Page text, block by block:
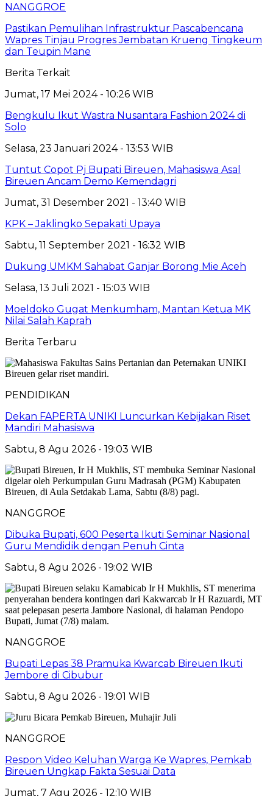
NANGGROE
Pastikan Pemulihan Infrastruktur Pascabencana
Wapres Tinjau Progres Jembatan Krueng Tingkeum
dan Teupin Mane
Berita Terkait
Jumat, 17 Mei 2024 - 10:26 WIB
Bengkulu Ikut Wastra Nusantara Fashion 2024 di
Solo
Selasa, 23 Januari 2024 - 13:53 WIB
Tuntut Copot Pj Bupati Bireuen, Mahasiswa Asal
Bireuen Ancam Demo Kemendagri
Jumat, 31 Desember 2021 - 13:40 WIB
KPK – Jaklingko Sepakati Upaya
Sabtu, 11 September 2021 - 16:32 WIB
Dukung UMKM Sahabat Ganjar Borong Mie Aceh
Selasa, 13 Juli 2021 - 15:03 WIB
Moeldoko Gugat Menkumham, Mantan Ketua MK
Nilai Salah Kaprah
Berita Terbaru
PENDIDIKAN
Dekan FAPERTA UNIKI Luncurkan Kebijakan Riset
Mandiri Mahasiswa
Sabtu, 8 Agu 2026 - 19:03 WIB
NANGGROE
Dibuka Bupati, 600 Peserta Ikuti Seminar Nasional
Guru Mendidik dengan Penuh Cinta
Sabtu, 8 Agu 2026 - 19:02 WIB
NANGGROE
Bupati Lepas 38 Pramuka Kwarcab Bireuen Ikuti
Jembore di Cibubur
Sabtu, 8 Agu 2026 - 19:01 WIB
NANGGROE
Respon Video Keluhan Warga Ke Wapres, Pemkab
Bireuen Ungkap Fakta Sesuai Data
Jumat, 7 Agu 2026 - 12:10 WIB